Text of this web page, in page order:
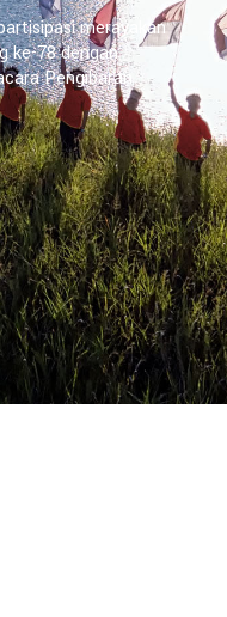
merayakan
ke-78 dengan
Pengibaran